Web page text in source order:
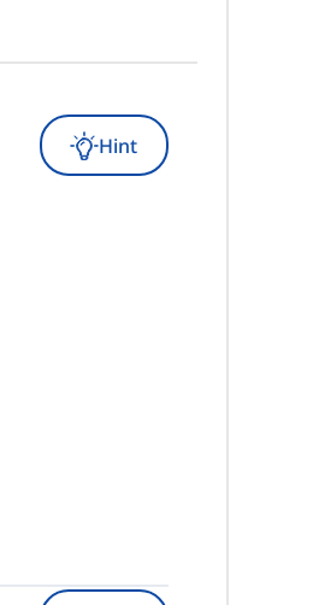
Hint